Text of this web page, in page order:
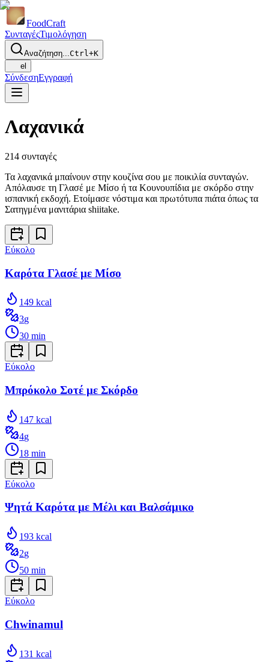
FoodCraft
ΣυνταγέςΤιμολόγηση
Αναζήτηση...Ctrl+K
el
ΣύνδεσηΕγγραφή
Λαχανικά
214 συνταγές
Τα λαχανικά μπαίνουν στην κουζίνα σου με ποικιλία συνταγών.
Απόλαυσε τη Γλασέ με Μίσο ή τα Κουνουπίδια με σκόρδο στην
ισπανική εκδοχή. Ετοίμασε νόστιμα και πρωτότυπα πιάτα όπως τα
Σατηγμένα μανιτάρια shiitake.
Εύκολο
Καρότα Γλασέ με Μίσο
149 kcal
3g
30 min
Εύκολο
Μπρόκολο Σοτέ με Σκόρδο
147 kcal
4g
18 min
Εύκολο
Ψητά Καρότα με Μέλι και Βαλσάμικο
193 kcal
2g
50 min
Εύκολο
Chwinamul
131 kcal